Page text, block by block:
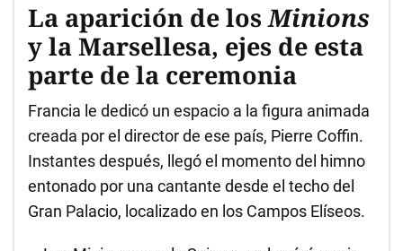
La aparición de losMinions
y la Marsellesa, ejes de esta
parte de la ceremonia
Francia le dedicó un espacio a la figura animada
creada por el director de ese país, Pierre Coffin.
Instantes después, llegó el momento del himno
entonado por una cantante desde el techo del
Gran Palacio, localizado en los Campos Elíseos.